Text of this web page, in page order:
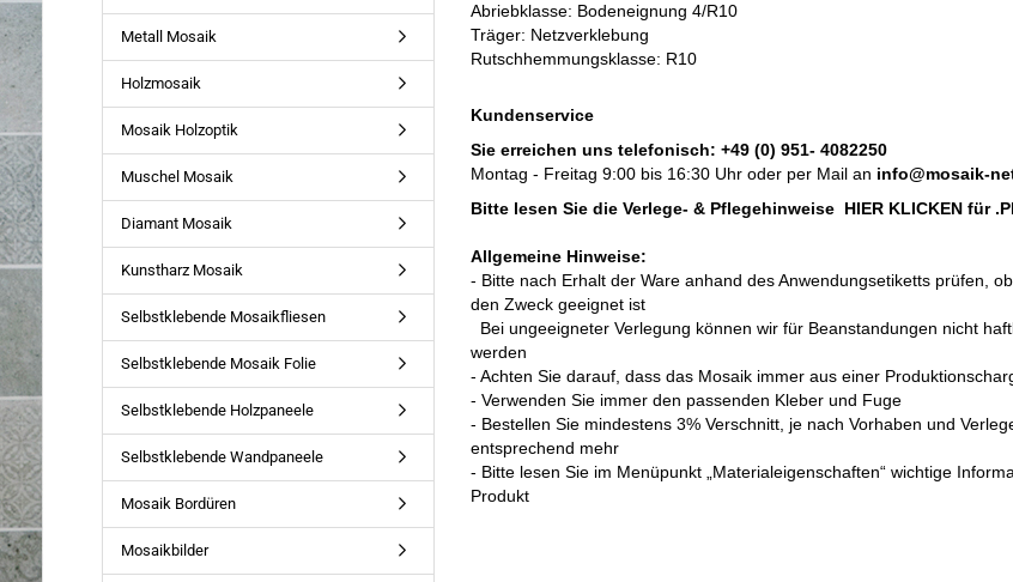
Abriebklasse: Bodeneignung 4/R10
Träger: Netzverklebung
Rutschhemmungsklasse: R10
Kundenservice
Sie erreichen uns telefonisch: +49 (0) 951- 4082250
Montag - Freitag 9:00 bis 16:30 Uhr oder per Mail an info@mosaik-
Bitte lesen Sie die Verlege- & Pflegehinweise HIER KLICKENfür
Allgemeine Hinweise:
- Bitte nach Erhalt der Ware anhand des Anwendungsetiketts prüfen,
den Zweck geeignet ist
Bei ungeeigneter Verlegung können wir für Beanstandungen nicht
werden
- Achten Sie darauf, dass das Mosaik immer aus einer
- Verwenden Sie immer den passenden Kleber und Fuge
- Bestellen Sie mindestens 3% Verschnitt, je nach Vorhaben und
entsprechend mehr
- Bitte lesen Sie im Menüpunkt „Materialeigenschaften“ wichtige
Produkt
Metall Mosaik
Holzmosaik
Mosaik Holzoptik
Muschel Mosaik
Diamant Mosaik
Kunstharz Mosaik
Selbstklebende Mosaikfliesen
Selbstklebende Mosaik Folie
Selbstklebende Holzpaneele
Selbstklebende Wandpaneele
Mosaik Bordüren
Mosaikbilder